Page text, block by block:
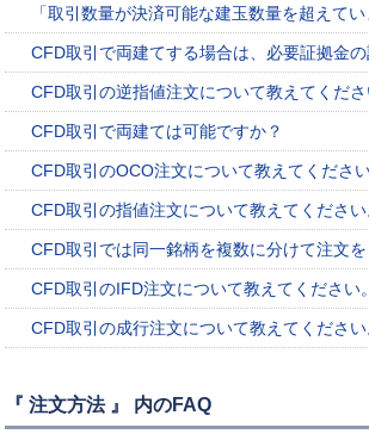
「取引数量が決済可能な建玉数量を超えて
CFD取引で両建てする場合は、必要証拠金
CFD取引の逆指値注文について教えてくださ
CFD取引で両建ては可能ですか？
CFD取引のOCO注文について教えてください
CFD取引の指値注文について教えてください
CFD取引では同一銘柄を複数に分けて注文
CFD取引のIFD注文について教えてください。
CFD取引の成行注文について教えてください
『 注文方法 』 内のFAQ